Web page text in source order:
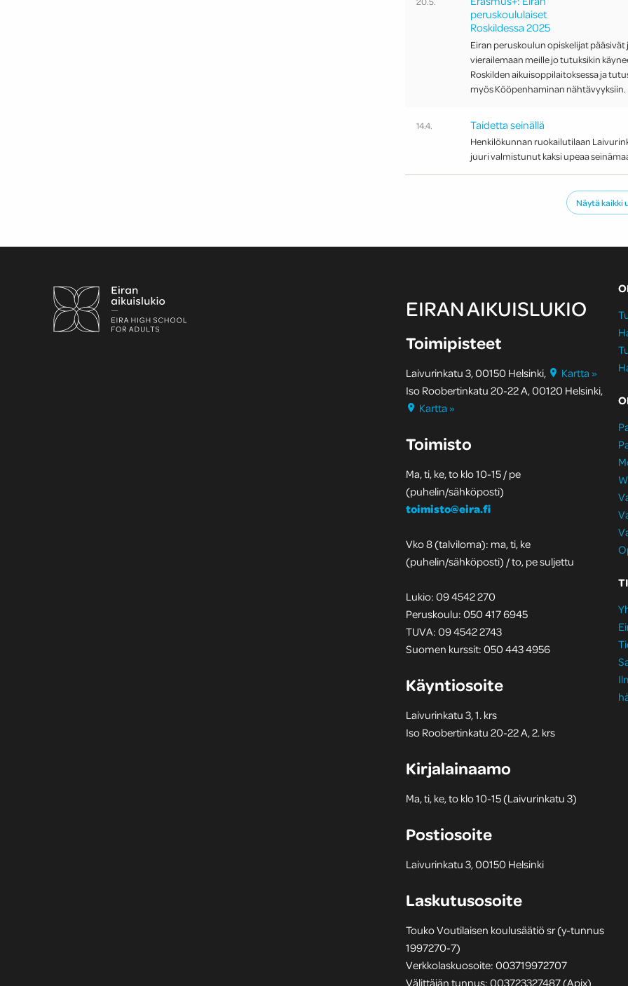
peruskoululaiset
Roskildessa 2025
Eiran peruskoulun opiskelijat pääsivät
vierailemaan meille jo tutuksikin
Roskilden aikuisoppilaitoksessa ja
myös Kööpenhaminan nähtävyyksiin.
14.4. Taidetta seinällä
Henkilökunnan ruokailutilaan
juuri valmistunut kaksi upeaa
Näytä kaikki
EIRAN AIKUISLUKIO
Toimipisteet
Laivurinkatu 3, 00150 Helsinki,
Kartta »
Iso Roobertinkatu 20-22 A, 00120 Helsinki,
Kartta »
Toimisto
Ma, ti, ke, to klo 10-15 / pe
(puhelin/sähköposti)
toimisto@eira.fi
Vko 8 (talviloma): ma, ti, ke
(puhelin/sähköposti) / to, pe suljettu
Lukio: 09 4542 270
Peruskoulu: 050 417 6945
TUVA: 09 4542 2743
Suomen kurssit: 050 443 4956
Käyntiosoite
Laivurinkatu 3, 1. krs
Iso Roobertinkatu 20-22 A, 2. krs
Kirjalainaamo
Ma, ti, ke, to klo 10-15 (Laivurinkatu 3)
Postiosoite
Laivurinkatu 3, 00150 Helsinki
Laskutusosoite
Touko Voutilaisen koulusäätiö sr (y-tunnus
1997270-7)
Verkkolaskuosoite: 003719972707
Välittäjän tunnus: 003723327487 (Apix)